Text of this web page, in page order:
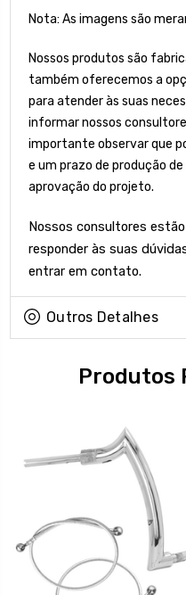
Nota: As imagens são
Nossos produtos são
também oferecemos a
para atender às suas
informar nossos
importante observar que
e um prazo de produção
aprovação do projeto.
Nossos consultores
responder às suas
entrar em contato.
Outros Detalhes
Produtos